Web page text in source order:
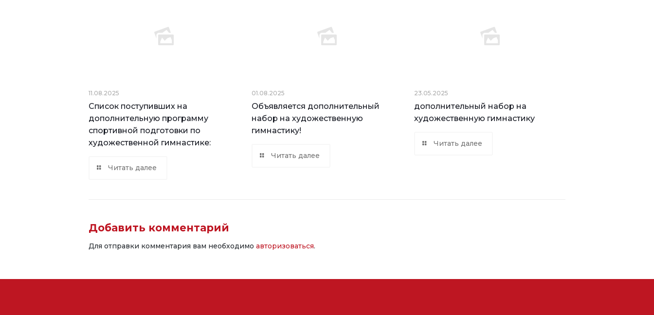
11.08.2025
Список поступивших на
дополнительную программу
спортивной подготовки по
художественной гимнастике:
Читать далее
01.08.2025
Объявляется дополнительный
набор на художественную
гимнастику!
Читать далее
23.05.2025
дополнительный набор на
художественную гимнастику
Читать далее
Добавить комментарий
Для отправки комментария вам необходимо авторизоваться.